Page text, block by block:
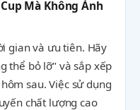
Mà Không Ảnh
gian và ưu tiên. Hãy
thể bỏ lỡ" và sắp xếp
sau. Việc sử dụng
chất lượng cao